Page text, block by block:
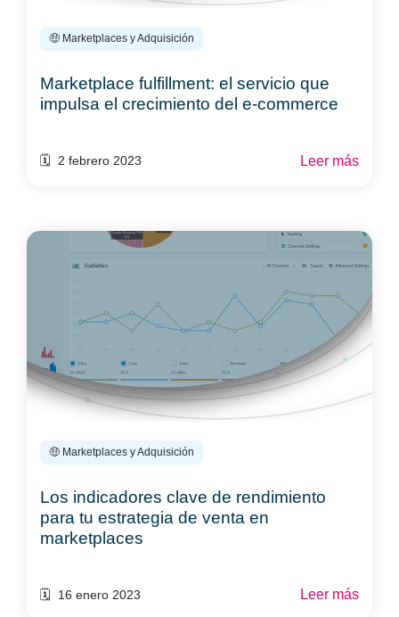
🤑 Marketplaces y Adquisición
Marketplace fulfillment: el servicio que
impulsa el crecimiento del e-commerce
🗓️ 2 febrero 2023 Leer más
🤑 Marketplaces y Adquisición
Los indicadores clave de rendimiento
para tu estrategia de venta en
marketplaces
🗓️ 16 enero 2023 Leer más